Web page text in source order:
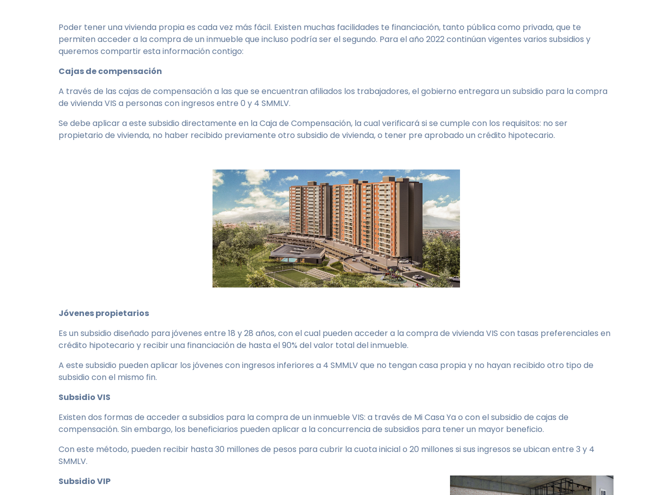
Poder tener una vivienda propia es cada vez más fácil. Existen muchas facilidades te financiación, tanto pública como privada, que te
permiten acceder a la compra de un inmueble que incluso podría ser el segundo. Para el año 2022 continúan vigentes varios subsidios y
queremos compartir esta información contigo:
Cajas de compensación
A través de las cajas de compensación a las que se encuentran afiliados los trabajadores, el gobierno entregara un subsidio para la compra
de vivienda VIS a personas con ingresos entre 0 y 4 SMMLV.
Se debe aplicar a este subsidio directamente en la Caja de Compensación, la cual verificará si se cumple con los requisitos: no ser
propietario de vivienda, no haber recibido previamente otro subsidio de vivienda, o tener pre aprobado un crédito hipotecario.
Jóvenes propietarios
Es un subsidio diseñado para jóvenes entre 18 y 28 años, con el cual pueden acceder a la compra de vivienda VIS con tasas preferenciales en
crédito hipotecario y recibir una financiación de hasta el 90% del valor total del inmueble.
A este subsidio pueden aplicar los jóvenes con ingresos inferiores a 4 SMMLV que no tengan casa propia y no hayan recibido otro tipo de
subsidio con el mismo fin.
Subsidio VIS
Existen dos formas de acceder a subsidios para la compra de un inmueble VIS: a través de Mi Casa Ya o con el subsidio de cajas de
compensación. Sin embargo, los beneficiarios pueden aplicar a la concurrencia de subsidios para tener un mayor beneficio.
Con este método, pueden recibir hasta 30 millones de pesos para cubrir la cuota inicial o 20 millones si sus ingresos se ubican entre 3 y 4
SMMLV.
Subsidio VIP